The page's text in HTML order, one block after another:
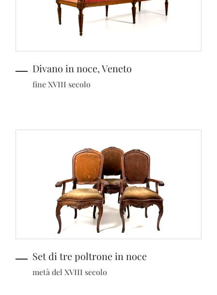
Divano in noce, Veneto
fine XVIII secolo
Set di tre poltrone in noce
metà del XVIII secolo